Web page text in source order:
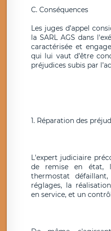
C. Conséquences
Les juges d’appel
la SARL AGS dans
caractérisée et
qui lui vaut d’être
préjudices subis par
1. Réparation des
L'expert judiciaire
de remise en état,
thermostat
réglages, la
en service, et un